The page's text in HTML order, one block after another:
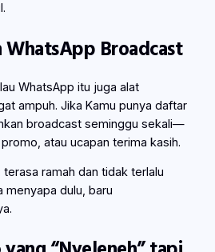
WhatsApp Broadcast
WhatsApp itu juga alat
ampuh. Jika Kamu punya daftar
broadcast seminggu sekali—
atau ucapan terima kasih.
ramah dan tidak terlalu
menyapa dulu, baru